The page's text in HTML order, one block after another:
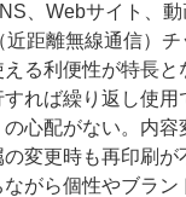
、Webサイト、
距離無線通信）
る利便性が特長と
れば繰り返し使
心配がない。内
変更時も再印刷が
がら個性やブラ